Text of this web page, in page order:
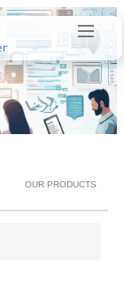
OUR PRODUCTS